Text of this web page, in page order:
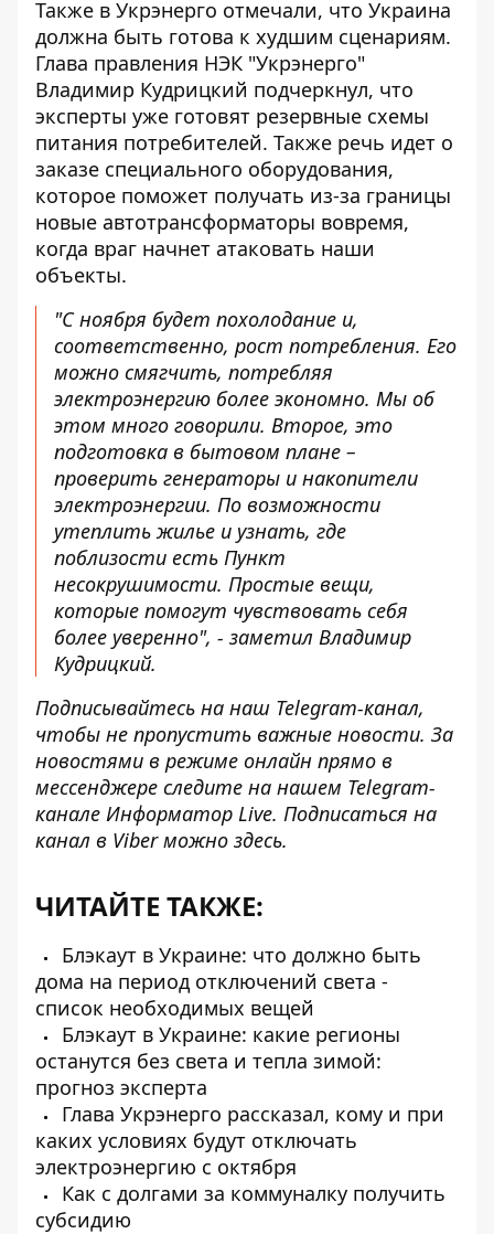
Также в Укрэнерго отмечали, что Украина
должна быть готова к худшим сценариям.
Глава правления НЭК "Укрэнерго"
Владимир Кудрицкий подчеркнул, что
эксперты уже готовят резервные схемы
питания потребителей. Также речь идет о
заказе специального оборудования,
которое поможет получать из-за границы
новые автотрансформаторы вовремя,
когда враг начнет атаковать наши
объекты.
"С ноября будет похолодание и,
соответственно, рост потребления. Его
можно смягчить, потребляя
электроэнергию более экономно. Мы об
этом много говорили. Второе, это
подготовка в бытовом плане –
проверить генераторы и накопители
электроэнергии. По возможности
утеплить жилье и узнать, где
поблизости есть Пункт
несокрушимости. Простые вещи,
которые помогут чувствовать себя
более уверенно", - заметил Владимир
Кудрицкий.
Подписывайтесь на наш Telegram-канал,
чтобы не пропустить важные новости. За
новостями в режиме онлайн прямо в
мессенджере следите на нашем Telegram-
канале Информатор Live. Подписаться на
канал в Viber можно здесь.
ЧИТАЙТЕ ТАКЖЕ:
Блэкаут в Украине: что должно быть
дома на период отключений света -
список необходимых вещей
Блэкаут в Украине: какие регионы
останутся без света и тепла зимой:
прогноз эксперта
Глава Укрэнерго рассказал, кому и при
каких условиях будут отключать
электроэнергию с октября
Как с долгами за коммуналку получить
субсидию